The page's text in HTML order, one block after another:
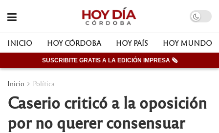
INICIO HOY CÓRDOBA HOY PAÍS HOY MUNDO
SUSCRIBITE GRATIS A LA EDICIÓN IMPRESA 🗞
Inicio Política
Caserio criticó a la oposición
por no querer consensuar